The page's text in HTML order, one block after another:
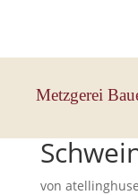
Metzgerei
von